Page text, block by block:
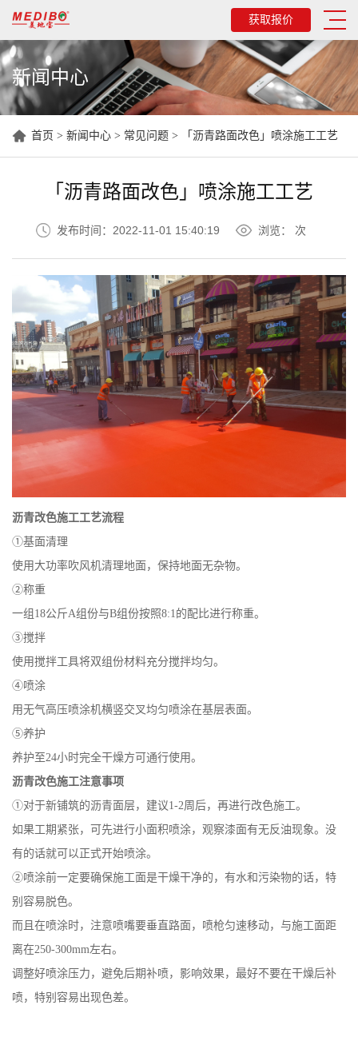
获取报价
新闻中心
首页 > 新闻中心 > 常见问题 > 「沥青路面改色」喷涂施工工艺
「沥青路面改色」喷涂施工工艺
发布时间：2022-11-01 15:40:19 浏览： 次
沥青改色施工工艺流程
①基面清理
使用大功率吹风机清理地面，保持地面无杂物。
②称重
一组18公斤A组份与B组份按照8:1的配比进行称重。
③搅拌
使用搅拌工具将双组份材料充分搅拌均匀。
④喷涂
用无气高压喷涂机横竖交叉均匀喷涂在基层表面。
⑤养护
养护至24小时完全干燥方可通行使用。
沥青改色施工注意事项
①对于新铺筑的沥青面层，建议1-2周后，再进行改色施工。
如果工期紧张，可先进行小面积喷涂，观察漆面有无反油现象。没
有的话就可以正式开始喷涂。
②喷涂前一定要确保施工面是干燥干净的，有水和污染物的话，特
别容易脱色。
而且在喷涂时，注意喷嘴要垂直路面，喷枪匀速移动，与施工面距
离在250-300mm左右。
调整好喷涂压力，避免后期补喷，影响效果，最好不要在干燥后补
喷，特别容易出现色差。